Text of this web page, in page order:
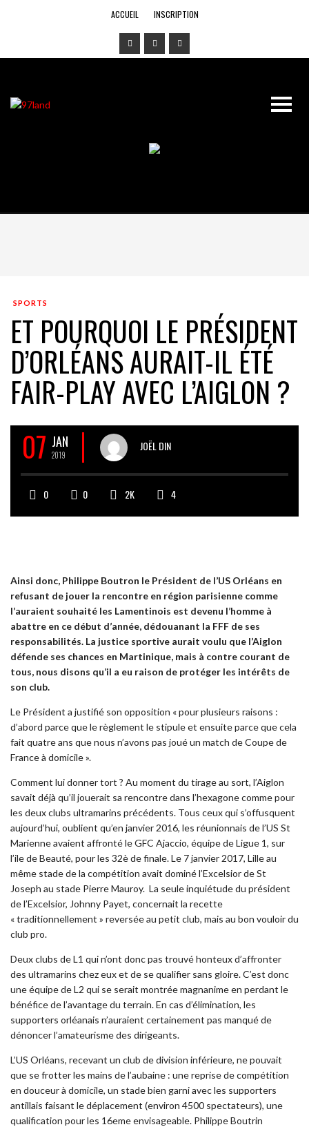
ACCUEIL INSCRIPTION
SPORTS
ET POURQUOI LE PRÉSIDENT
D’ORLÉANS AURAIT-IL ÉTÉ
FAIR-PLAY AVEC L’AIGLON ?
07 JAN
2019
JOËL DIN
0 0 2K 4
Ainsi donc, Philippe Boutron le Président de l’US Orléans en
refusant de jouer la rencontre en région parisienne comme
l’auraient souhaité les Lamentinois est devenu l’homme à
abattre en ce début d’année, dédouanant la FFF de ses
responsabilités. La justice sportive aurait voulu que l’Aiglon
défende ses chances en Martinique, mais à contre courant de
tous, nous disons qu’il a eu raison de protéger les intérêts de
son club.
Le Président a justifié son opposition « pour plusieurs raisons :
d’abord parce que le règlement le stipule et ensuite parce que cela
fait quatre ans que nous n’avons pas joué un match de Coupe de
France à domicile ».
Comment lui donner tort ? Au moment du tirage au sort, l’Aiglon
savait déjà qu’il jouerait sa rencontre dans l’hexagone comme pour
les deux clubs ultramarins précédents. Tous ceux qui s’offusquent
aujourd’hui, oublient qu’en janvier 2016, les réunionnais de l’US St
Marienne avaient affronté le GFC Ajaccio, équipe de Ligue 1, sur
l’ile de Beauté, pour les 32è de finale. Le 7 janvier 2017, Lille au
même stade de la compétition avait dominé l’Excelsior de St
Joseph au stade Pierre Mauroy. La seule inquiétude du président
de l’Excelsior, Johnny Payet, concernait la recette
« traditionnellement » reversée au petit club, mais au bon vouloir du
club pro.
Deux clubs de L1 qui n’ont donc pas trouvé honteux d’affronter
des ultramarins chez eux et de se qualifier sans gloire. C’est donc
une équipe de L2 qui se serait montrée magnanime en perdant le
bénéfice de l’avantage du terrain. En cas d’élimination, les
supporters orléanais n’auraient certainement pas manqué de
dénoncer l’amateurisme des dirigeants.
L’US Orléans, recevant un club de division inférieure, ne pouvait
que se frotter les mains de l’aubaine : une reprise de compétition
en douceur à domicile, un stade bien garni avec les supporters
antillais faisant le déplacement (environ 4500 spectateurs), une
qualification pour les 16eme envisageable. Philippe Boutrin